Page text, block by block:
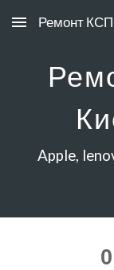
Skip to main
Ремонт КСП
Apple,
0